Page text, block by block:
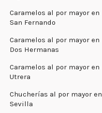
Caramelos al por mayor en
San Fernando
Caramelos al por mayor en
Dos Hermanas
Caramelos al por mayor en
Utrera
Chucherías al por mayor en
Sevilla